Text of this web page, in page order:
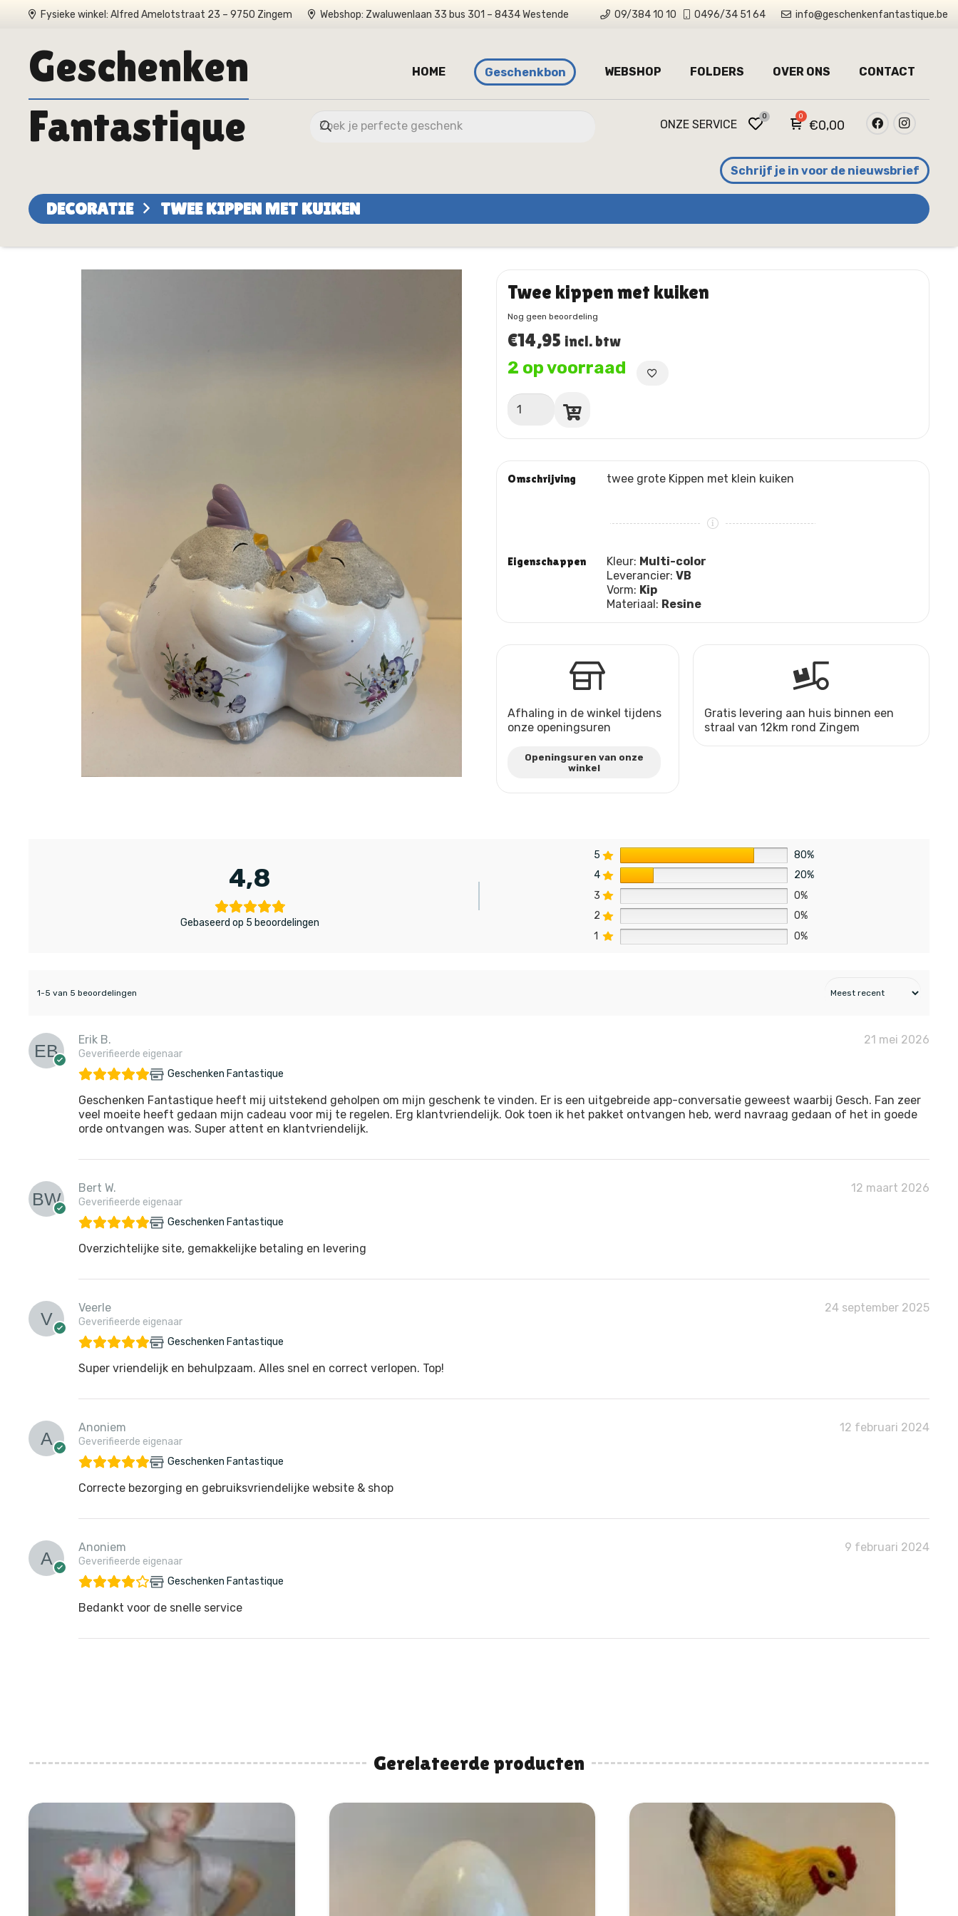
Fysieke winkel: Alfred Amelotstraat 23 – 9750 Zingem Webshop: Zwaluwenlaan 33 bus 301 – 8434 Westende 09/384 10 10 0496/34 51 64 info@geschenkenfantastique.be
Geschenken HOME Geschenkbon WEBSHOP FOLDERS OVER ONS CONTACT
Fantastique ONZE SERVICE
0
€0,00
Schrijf je in voor de nieuwsbrief
DECORATIE TWEE KIPPEN MET KUIKEN
Twee kippen met kuiken
Nog geen beoordeling
€14,95 incl. btw
2 op voorraad
Twee
kippen
Omschrijving
twee grote Kippen met klein kuiken
Eigenschappen Kleur: Multi-color
Leverancier:VB
Vorm: Kip
Materiaal: Resine
Afhaling in de winkel tijdens
onze openingsuren
Openingsuren van onze
winkel
Gratis levering aan huis binnen een
straal van 12km rond Zingem
4,8
Gebaseerd op 5 beoordelingen
5
80%
4
20%
3
0%
2
0%
1
0%
1-5 van 5 beoordelingen
Erik B.
Geverifieerde eigenaar
21 mei 2026
Geschenken Fantastique
Geschenken Fantastique heeft mij uitstekend geholpen om mijn geschenk te vinden. Er is een uitgebreide app-conversatie geweest waarbij Gesch. Fan zeer
veel moeite heeft gedaan mijn cadeau voor mij te regelen. Erg klantvriendelijk. Ook toen ik het pakket ontvangen heb, werd navraag gedaan of het in goede
orde ontvangen was. Super attent en klantvriendelijk.
Bert W.
Geverifieerde eigenaar
12 maart 2026
Geschenken Fantastique
Overzichtelijke site, gemakkelijke betaling en levering
Veerle
Geverifieerde eigenaar
24 september 2025
Geschenken Fantastique
Super vriendelijk en behulpzaam. Alles snel en correct verlopen. Top!
Anoniem
Geverifieerde eigenaar
12 februari 2024
Geschenken Fantastique
Correcte bezorging en gebruiksvriendelijke website & shop
Anoniem
Geverifieerde eigenaar
9 februari 2024
Geschenken Fantastique
Bedankt voor de snelle service
Gerelateerde producten